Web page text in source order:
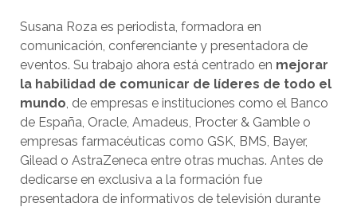
Susana Roza es periodista, formadora en
comunicación, conferenciante y presentadora de
eventos. Su trabajo ahora está centrado en mejorar
la habilidad de comunicar de líderes de todo el
mundo , de empresas e instituciones como el Banco
de España, Oracle, Amadeus, Procter & Gamble o
empresas farmacéuticas como GSK, BMS, Bayer,
Gilead o AstraZeneca entre otras muchas. Antes de
dedicarse en exclusiva a la formación fue
presentadora de informativos de televisión durante